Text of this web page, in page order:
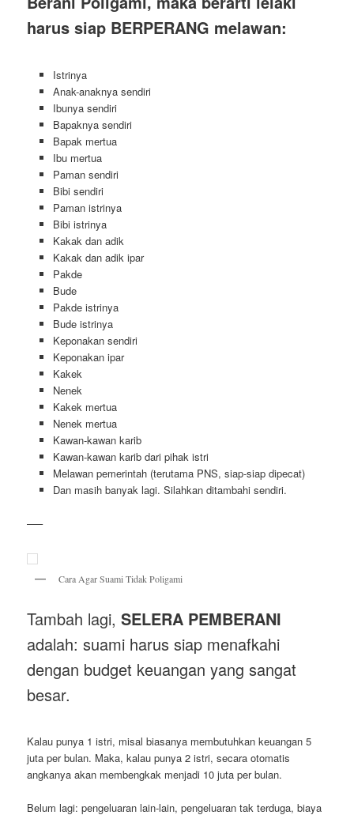
harus siap BERPERANG melawan:
Istrinya
Anak-anaknya sendiri
Ibunya sendiri
Bapaknya sendiri
Bapak mertua
Ibu mertua
Paman sendiri
Bibi sendiri
Paman istrinya
Bibi istrinya
Kakak dan adik
Kakak dan adik ipar
Pakde
Bude
Pakde istrinya
Bude istrinya
Keponakan sendiri
Keponakan ipar
Kakek
Nenek
Kakek mertua
Nenek mertua
Kawan-kawan karib
Kawan-kawan karib dari pihak istri
Melawan pemerintah (terutama PNS, siap-siap dipecat)
Dan masih banyak lagi. Silahkan ditambahi sendiri.
—–
Cara Agar Suami Tidak Poligami
Tambah lagi,SELERA PEMBERANI
adalah: suami harus siap menafkahi
dengan budget keuangan yang sangat
besar.
Kalau punya 1 istri, misal biasanya membutuhkan keuangan 5
juta per bulan. Maka, kalau punya 2 istri, secara otomatis
angkanya akan membengkak menjadi 10 juta per bulan.
Belum lagi: pengeluaran lain-lain, pengeluaran tak terduga, biaya